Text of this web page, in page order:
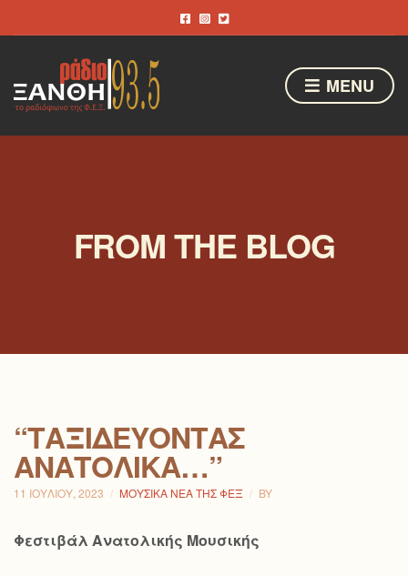
MENU
FROM THE BLOG
“ΤΑΞΙΔΕΎΟΝΤΑΣ
ΑΝΑΤΟΛΙΚΆ…”
11 ΙΟΥΛΊΟΥ, 2023 ΜΟΥΣΙΚΆ ΝΈΑ ΤΗΣ ΦΕΞ BY
Φεστιβάλ Ανατολικής Μουσικής